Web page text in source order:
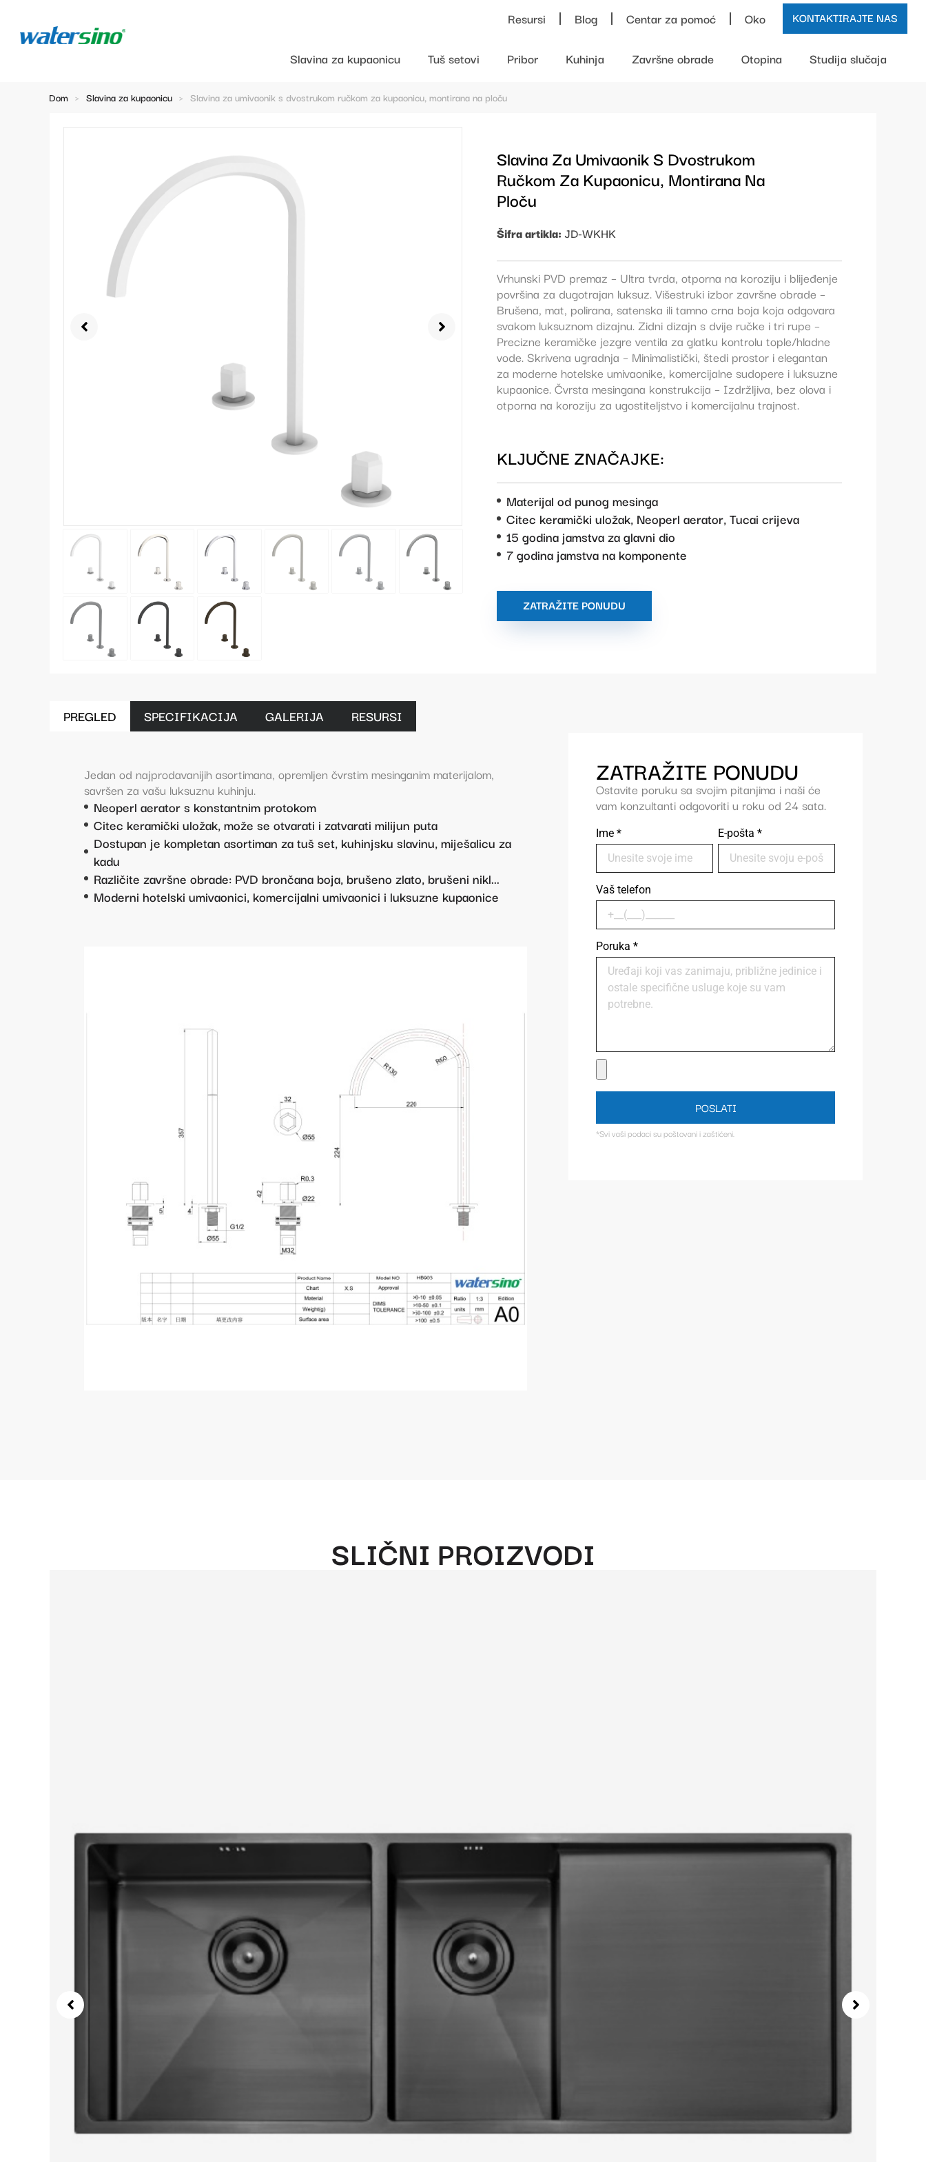
Resursi Blog Centar za pomoć Oko KONTAKTIRAJTE NAS
Slavina za kupaonicu Tuš setovi Pribor Kuhinja Završne obrade Otopina Studija slučaja
Dom > Slavina za kupaonicu > Slavina za umivaonik s dvostrukom ručkom za kupaonicu, montirana na ploču
Slavina Za Umivaonik S Dvostrukom
Ručkom Za Kupaonicu, Montirana Na
Ploču
Šifra artikla:JD-WKHK
Vrhunski PVD premaz – Ultra tvrda, otporna na koroziju i blijeđenje
površina za dugotrajan luksuz. Višestruki izbor završne obrade –
Brušena, mat, polirana, satenska ili tamno crna boja koja odgovara
svakom luksuznom dizajnu. Zidni dizajn s dvije ručke i tri rupe –
Precizne keramičke jezgre ventila za glatku kontrolu tople/hladne
vode. Skrivena ugradnja – Minimalistički, štedi prostor i elegantan
za moderne hotelske umivaonike, komercijalne sudopere i luksuzne
kupaonice. Čvrsta mesingana konstrukcija – Izdržljiva, bez olova i
otporna na koroziju za ugostiteljstvo i komercijalnu trajnost.
KLJUČNE ZNAČAJKE:
Materijal od punog mesinga
Citec keramički uložak, Neoperl aerator, Tucai crijeva
15 godina jamstva za glavni dio
7 godina jamstva na komponente
ZATRAŽITE PONUDU
PREGLED SPECIFIKACIJA GALERIJA RESURSI
Jedan od najprodavanijih asortimana, opremljen čvrstim mesinganim materijalom,
savršen za vašu luksuznu kuhinju.
Neoperl aerator s konstantnim protokom
Citec keramički uložak, može se otvarati i zatvarati milijun puta
Dostupan je kompletan asortiman za tuš set, kuhinjsku slavinu, miješalicu za
kadu
Različite završne obrade: PVD brončana boja, brušeno zlato, brušeni nikl...
Moderni hotelski umivaonici, komercijalni umivaonici i luksuzne kupaonice
ZATRAŽITE PONUDU
Ostavite poruku sa svojim pitanjima i naši će
vam konzultanti odgovoriti u roku od 24 sata.
Ime * E-pošta *
Vaš telefon
Poruka *
POSLATI
*Svi vaši podaci su poštovani i zaštićeni.
SLIČNI PROIZVODI